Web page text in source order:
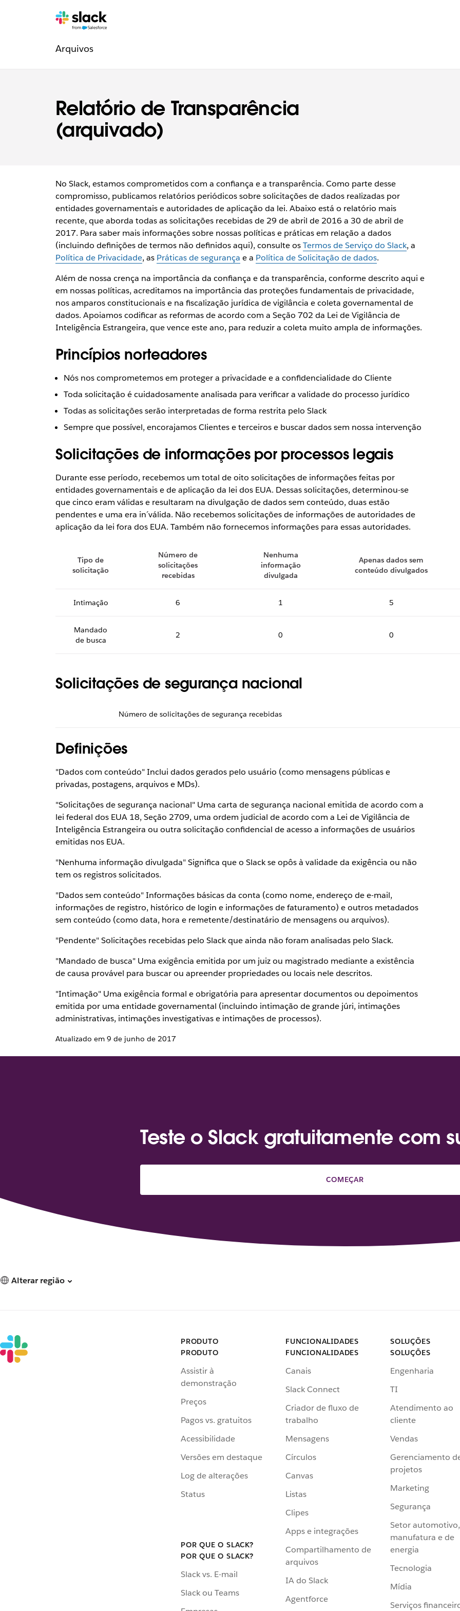
Relatório de Transparência
(arquivado)
Páginas
Arquivosadicionais
No Slack, estamos comprometidos com a confiança e a transparência. Como parte desse
compromisso, publicamos relatórios periódicos sobre solicitações de dados realizadas por
entidades governamentais e autoridades de aplicação da lei. Abaixo está o relatório mais
recente, que aborda todas as solicitações recebidas de 29 de abril de 2016 a 30 de abril de
2017. Para saber mais informações sobre nossas políticas e práticas em relação a dados
(incluindo definições de termos não definidos aqui), consulte osTermos de Serviço do Slack, a
Política de Privacidade, as Práticas de segurança e a Política de Solicitação de dados.
Além de nossa crença na importância da confiança e da transparência, conforme descrito aqui e
em nossas políticas, acreditamos na importância das proteções fundamentais de privacidade,
nos amparos constitucionais e na fiscalização jurídica de vigilância e coleta governamental de
dados. Apoiamos codificar as reformas de acordo com a Seção 702 da Lei de Vigilância de
Inteligência Estrangeira, que vence este ano, para reduzir a coleta muito ampla de informações.
Princípios norteadores
Nós nos comprometemos em proteger a privacidade e a confidencialidade do Cliente
Toda solicitação é cuidadosamente analisada para verificar a validade do processo jurídico
Todas as solicitações serão interpretadas de forma restrita pelo Slack
Sempre que possível, encorajamos Clientes e terceiros e buscar dados sem nossa intervenção
Solicitações de informações por processos legais
Durante esse período, recebemos um total de oito solicitações de informações feitas por
entidades governamentais e de aplicação da lei dos EUA. Dessas solicitações, determinou-se
que cinco eram válidas e resultaram na divulgação de dados sem conteúdo, duas estão
pendentes e uma era in´válida. Não recebemos solicitações de informações de autoridades de
aplicação da lei fora dos EUA. Também não fornecemos informações para essas autoridades.
Tipo de
solicitação
Número de
solicitações
recebidas
Nenhuma
informação
divulgada
Apenas dados sem
conteúdo divulgados
Intimação 6 1 5
Mandado
de busca
2 0 0
Solicitações de segurança nacional
Número de solicitações de segurança recebidas
Definições
"Dados com conteúdo" Inclui dados gerados pelo usuário (como mensagens públicas e
privadas, postagens, arquivos e MDs).
"Solicitações de segurança nacional" Uma carta de segurança nacional emitida de acordo com a
lei federal dos EUA 18, Seção 2709, uma ordem judicial de acordo com a Lei de Vigilância de
Inteligência Estrangeira ou outra solicitação confidencial de acesso a informações de usuários
emitidas nos EUA.
"Nenhuma informação divulgada" Significa que o Slack se opôs à validade da exigência ou não
tem os registros solicitados.
"Dados sem conteúdo" Informações básicas da conta (como nome, endereço de e-mail,
informações de registro, histórico de login e informações de faturamento) e outros metadados
sem conteúdo (como data, hora e remetente/destinatário de mensagens ou arquivos).
"Pendente" Solicitações recebidas pelo Slack que ainda não foram analisadas pelo Slack.
"Mandado de busca" Uma exigência emitida por um juiz ou magistrado mediante a existência
de causa provável para buscar ou apreender propriedades ou locais nele descritos.
"Intimação" Uma exigência formal e obrigatória para apresentar documentos ou depoimentos
emitida por uma entidade governamental (incluindo intimação de grande júri, intimações
administrativas, intimações investigativas e intimações de processos).
Atualizado em 9 de junho de 2017
Teste o Slack gratuitamente com
COMEÇAR
Alterar região
PRODUTO
PRODUTO
Assistir à
demonstração
Preços
Pagos vs. gratuitos
Acessibilidade
Versões em destaque
Log de alterações
Status
POR QUE O SLACK?
POR QUE O SLACK?
Slack vs. E-mail
Slack ou Teams
FUNCIONALIDADES
FUNCIONALIDADES
Canais
Slack Connect
Criador de fluxo de
trabalho
Mensagens
Círculos
Canvas
Listas
Clipes
Apps e integrações
Compartilhamento de
arquivos
IA do Slack
Agentforce
SOLUÇÕES
SOLUÇÕES
Engenharia
TI
Atendimento ao
cliente
Vendas
Gerenciamento
projetos
Marketing
Segurança
Setor
manufatura e de
energia
Tecnologia
Mídia
Serviços